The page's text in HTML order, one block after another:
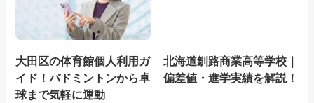
大田区の体育館個人利用ガ
イド！バドミントンから卓
球まで気軽に運動
北海道釧路商業高等学校｜
偏差値・進学実績を解説！